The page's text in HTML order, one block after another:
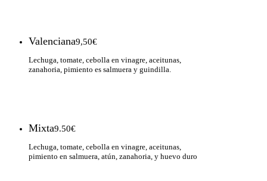
Valenciana9,50€
Lechuga, tomate, cebolla en vinagre, aceitunas,
zanahoria, pimiento es salmuera y guindilla.
Mixta9.50€
Lechuga, tomate, cebolla en vinagre, aceitunas,
pimiento en salmuera, atún, zanahoria, y huevo duro